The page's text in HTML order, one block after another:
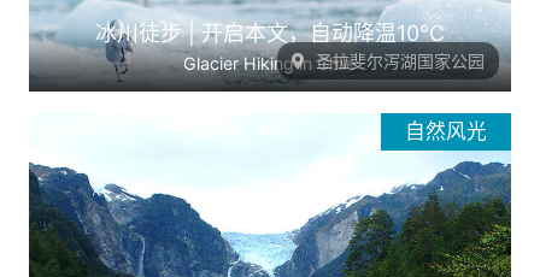
冰川徒步 | 开启本文，自动降温10°C
Glacier Hiking in Chile圣拉斐尔泻湖国家公园
自然风光